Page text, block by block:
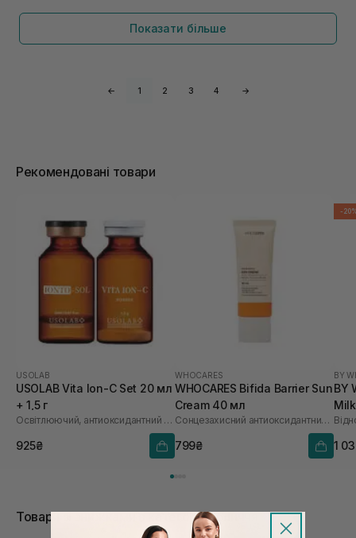
Показати більше
← 1 2 3 4 →
Рекомендовані товари
USOLAB
USOLAB Vita Ion-C Set 20 мл
+ 1,5 г
Освітлюючий, антиоксидантний та омолоджуючий набір
925₴
WHOCARES
WHOCARES Bifida Barrier Sun
Cream 40 мл
Сонцезахисний антиоксидантний крем
799₴
-
BY
BY
1
Товари зі знижками в категорії Обличчя